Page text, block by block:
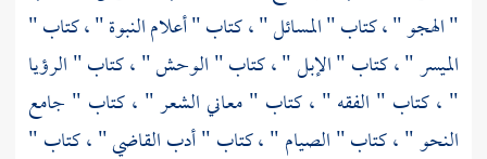
" الهجو " ، كتاب " المسائل " ، كتاب " أعلام النبوة " ، كتاب "
الميسر " ، كتاب " الإبل " ، كتاب " الوحش " ، كتاب " الرؤيا
" ، كتاب " الفقه " ، كتاب " معاني الشعر " ، كتاب " جامع
النحو " ، كتاب " الصيام " ، كتاب " أدب القاضي " ، كتاب "